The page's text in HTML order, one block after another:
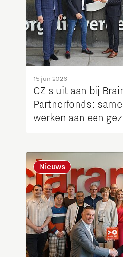
15 jun 2026
CZ sluit aan bij
Partnerfonds:
werken aan een
Nieuws